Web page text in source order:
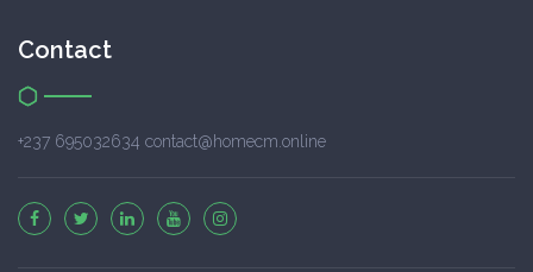
Contact
+237 695032634 contact@homecm.online